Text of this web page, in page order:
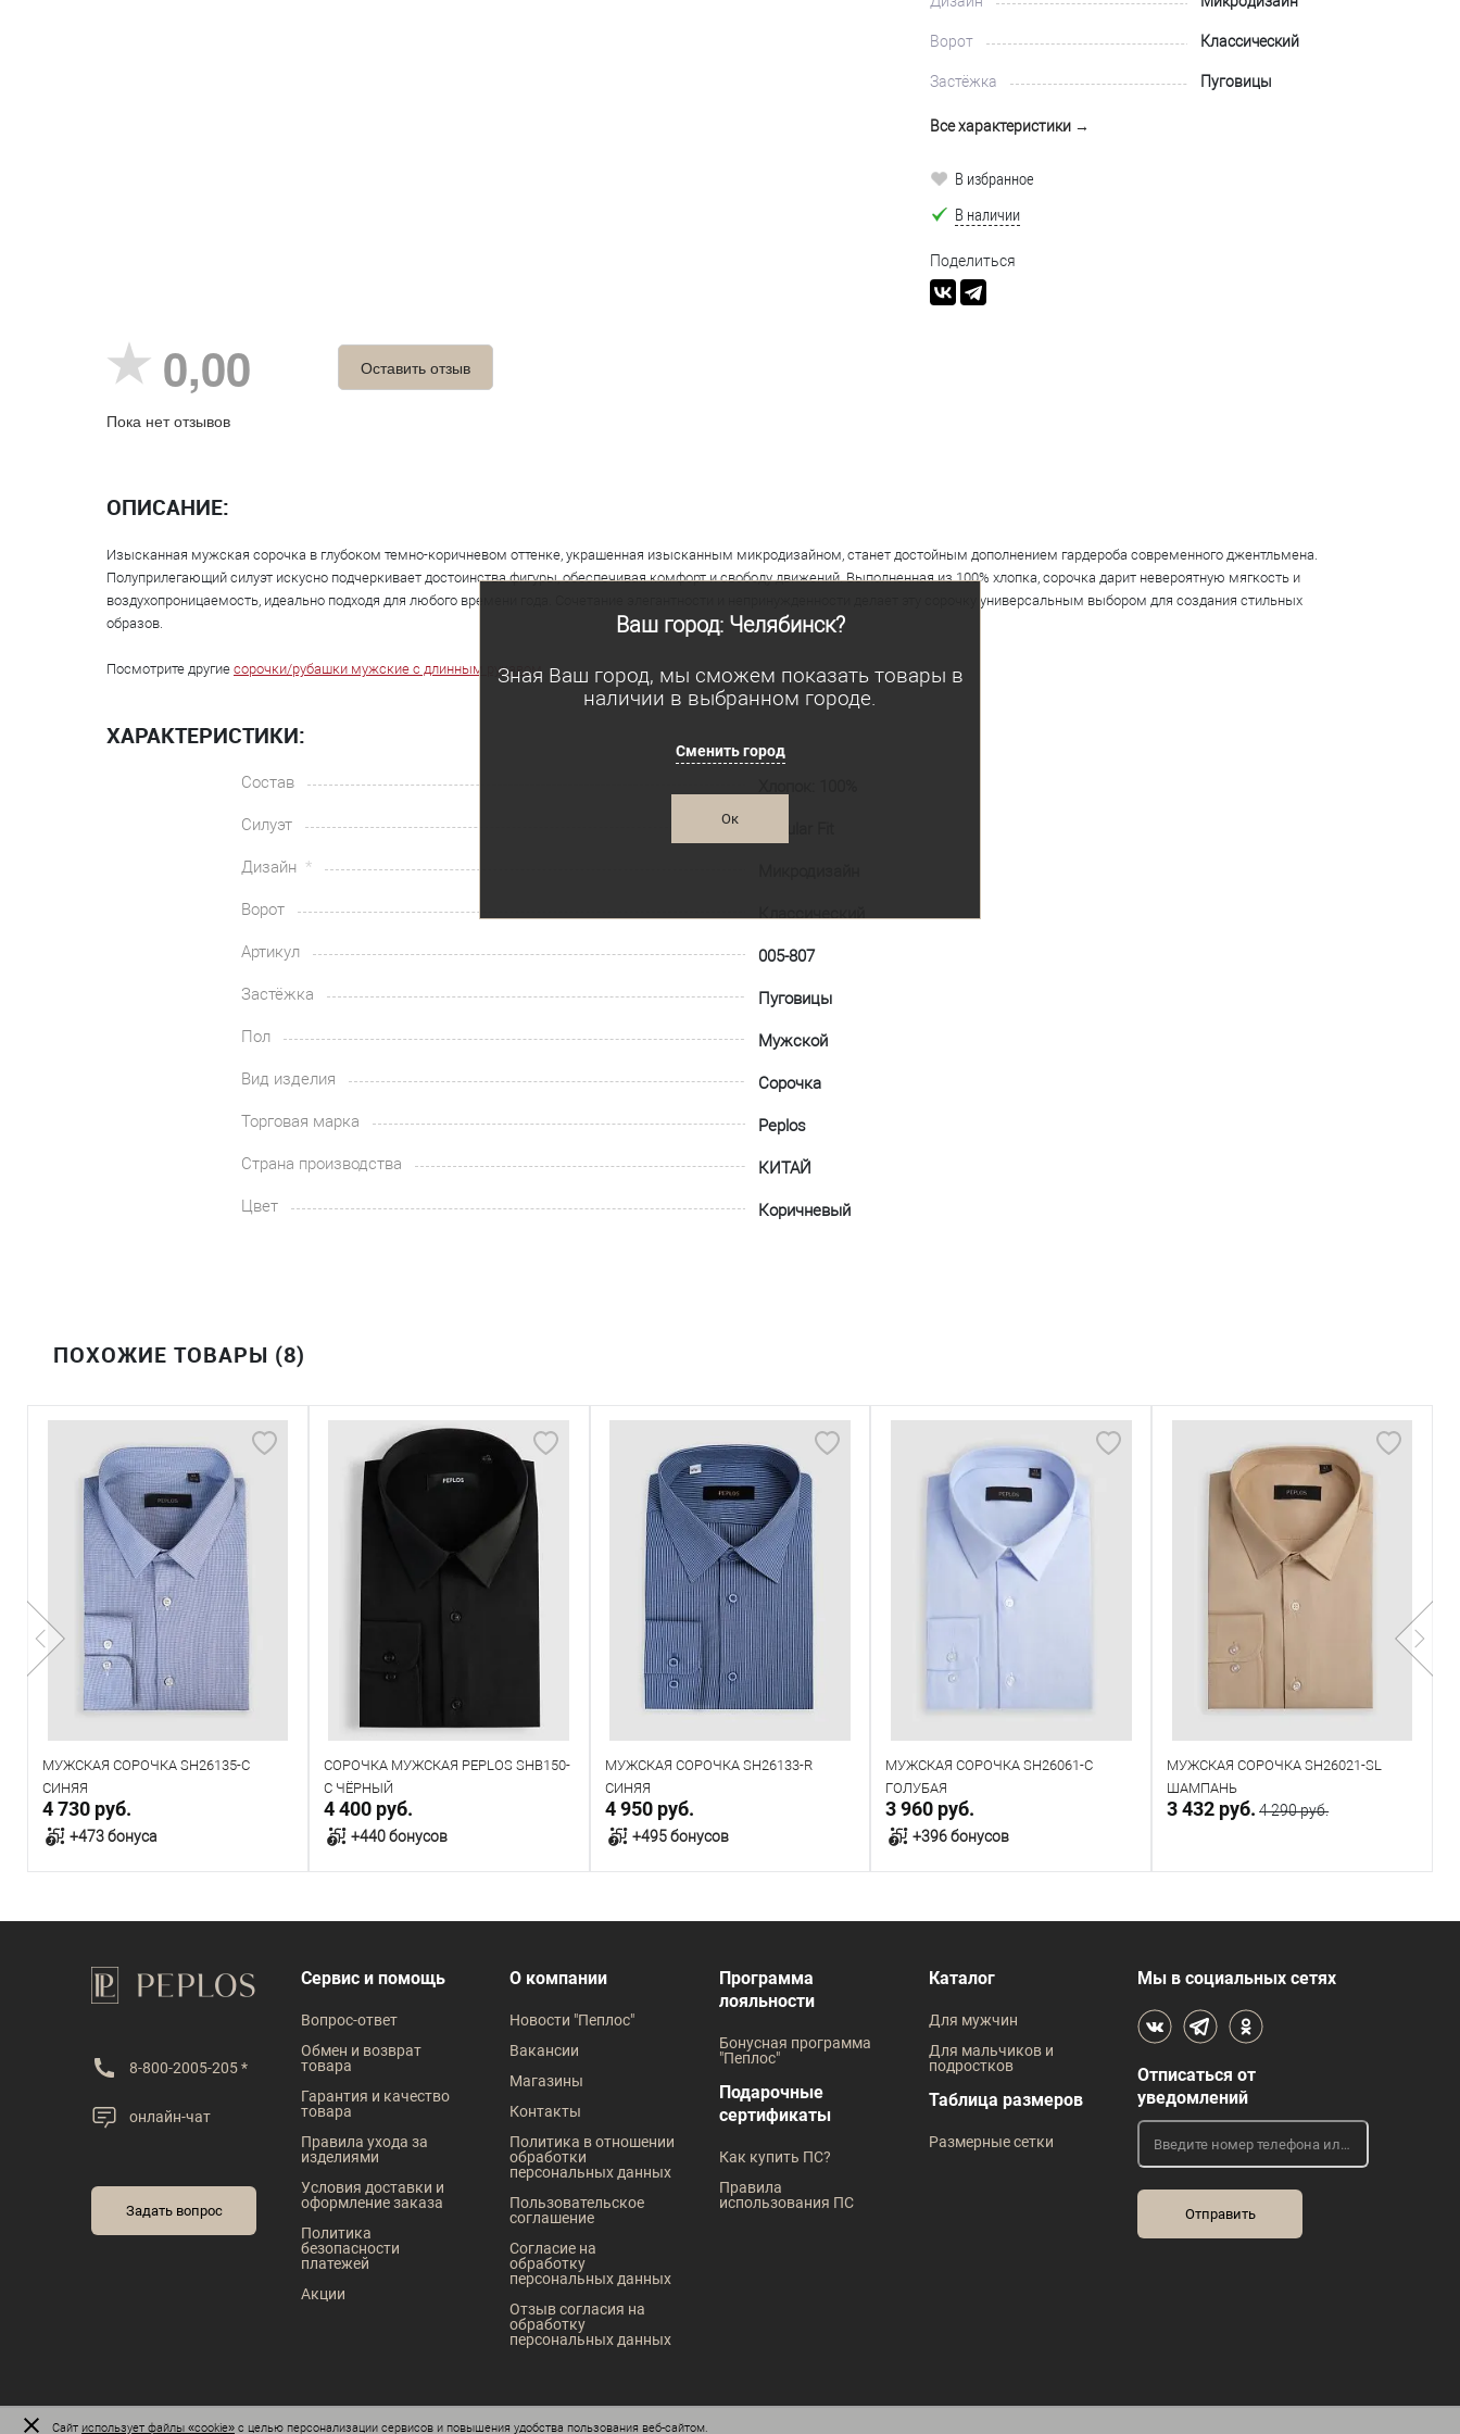
Ваш город: Челябинск?
Зная Ваш город, мы сможем показать товары в
наличии в выбранном городе.
Сменить город
Ок
Ворот Классический
Застёжка Пуговицы
Все характеристики →
В избранное
В наличии
Поделиться
0,00
Пока нет отзывов
Оставить отзыв
ОПИСАНИЕ:
Изысканная мужская сорочка в глубоком темно-коричневом оттенке, украшенная изысканным микродизайном, станет достойным дополнением гардероба современного джентльмена.
Полуприлегающий силуэт искусно подчеркивает достоинства фигуры, обеспечивая комфорт и свободу движений. Выполненная из 100% хлопка, сорочка дарит невероятную мягкость и
воздухопроницаемость, идеально подходя для любого времени года. Сочетание элегантности и непринужденности делает эту сорочку универсальным выбором для создания стильных
образов.
Посмотрите другие сорочки/рубашки мужские с длинным рукавом
ХАРАКТЕРИСТИКИ:
Состав
Силуэт
Дизайн
Ворот
Классический
Артикул
005-807
Застёжка
Пуговицы
Пол
Мужской
Вид изделия
Сорочка
Торговая марка
Peplos
Страна производства
КИТАЙ
Цвет
Коричневый
ПОХОЖИЕ ТОВАРЫ (8)
МУЖСКАЯ СОРОЧКА SH26135-C
СИНЯЯ
4 730 руб.
+473 бонуса
В корзину
В наличии
Таблица размеров
43 44 45
48
176 182 188
СОРОЧКА МУЖСКАЯ PEPLOS SHB150-
C ЧЁРНЫЙ
4 400 руб.
+440 бонусов
В корзину
В наличии
43
Рост
176
МУЖСКАЯ СОРОЧКА SH26133-R
СИНЯЯ
4 950 руб.
+495 бонусов
В корзину
Таблица размеров
МУЖСКАЯ СОРОЧКА SH26061-C
ГОЛУБАЯ
3 960 руб.
+396 бонусов
В корзину
В наличии
43 44
МУЖСКАЯ СОРОЧКА SH26021-SL
ШАМПАНЬ
3 432 руб. 4 290 руб.
В корзину
В наличии
Размер одежды
39 40
Рост
8-800-2005-205 *
онлайн-чат
Задать вопрос
Сервис и помощь
Вопрос-ответ
Обмен и возврат
товара
Гарантия и качество
товара
Правила ухода за
изделиями
Условия доставки и
оформление заказа
Политика
безопасности
платежей
Акции
О компании
Новости "Пеплос"
Вакансии
Магазины
Контакты
Политика в отношении
обработки
персональных данных
Пользовательское
соглашение
Согласие на
обработку
персональных данных
Отзыв согласия на
обработку
персональных данных
Программа
лояльности
Бонусная программа
"Пеплос"
Подарочные
сертификаты
Как купить ПС?
Правила
использования ПС
Каталог
Для мужчин
Для мальчиков и
подростков
Таблица размеров
Размерные сетки
Мы в социальных сетях
Отписаться от
уведомлений
Сайт использует файлы «cookie» с целью персонализации сервисов и повышения удобства пользования веб-сайтом.